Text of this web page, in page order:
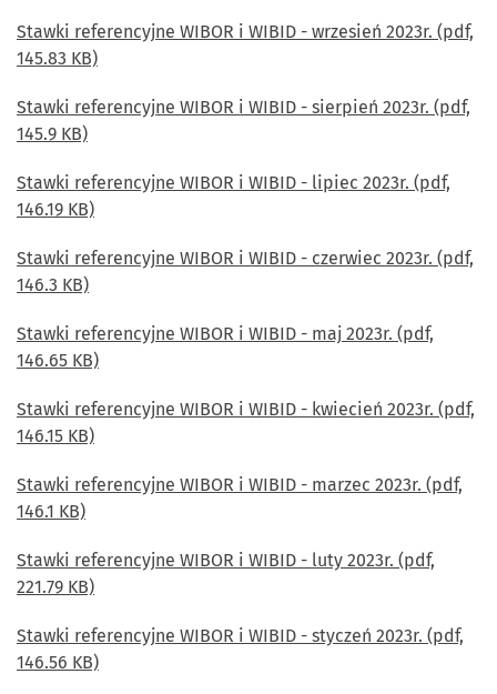
Stawki referencyjne WIBOR i WIBID - wrzesień 2023r. (pdf,
145.83 KB)
Stawki referencyjne WIBOR i WIBID - sierpień 2023r. (pdf,
145.9 KB)
Stawki referencyjne WIBOR i WIBID - lipiec 2023r. (pdf,
146.19 KB)
Stawki referencyjne WIBOR i WIBID - czerwiec 2023r. (pdf,
146.3 KB)
Stawki referencyjne WIBOR i WIBID - maj 2023r. (pdf,
146.65 KB)
Stawki referencyjne WIBOR i WIBID - kwiecień 2023r. (pdf,
146.15 KB)
Stawki referencyjne WIBOR i WIBID - marzec 2023r. (pdf,
146.1 KB)
Stawki referencyjne WIBOR i WIBID - luty 2023r. (pdf,
221.79 KB)
Stawki referencyjne WIBOR i WIBID - styczeń 2023r. (pdf,
146.56 KB)